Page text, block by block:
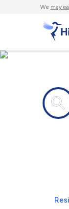
We may